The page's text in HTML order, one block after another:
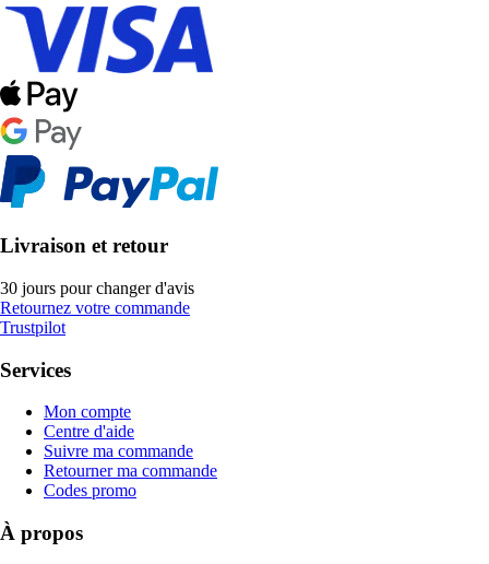
Livraison et retour
30 jours pour changer d'avis
Retournez votre commande
Trustpilot
Services
Mon compte
Centre d'aide
Suivre ma commande
Retourner ma commande
Codes promo
À propos